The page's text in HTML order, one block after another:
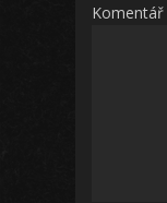
Komentář